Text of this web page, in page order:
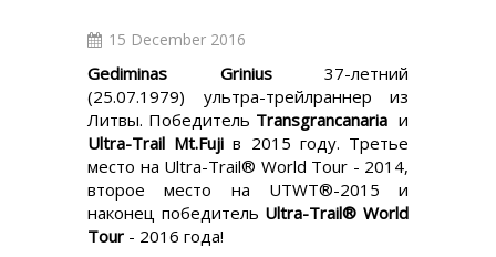
15 December 2016
Gediminas Grinius 37-летний
(25.07.1979) ультра-трейлраннер из
Литвы. Победитель Transgrancanaria и
Ultra-Trail Mt.Fuji в 2015 году. Третье
место на Ultra-Trail® World Tour - 2014,
второе место на UTWT®-2015 и
наконец победитель Ultra-Trail® World
Tour - 2016 года!